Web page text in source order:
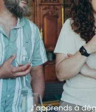
J'apprends à